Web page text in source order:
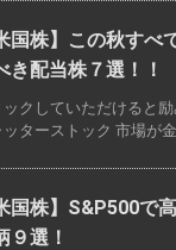
国株】この秋すべ
き配当株７選！！
ックしていただけると
ターストック 市場が金
国株】S&P500で
９選！